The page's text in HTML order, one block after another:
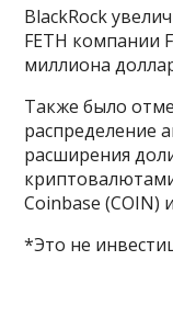
BlackRock
FETH компании
миллиона
Также было
распределение
расширения
Coinbase (COIN)
*Это не